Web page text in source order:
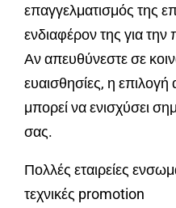
επαγγελματισμός της
ενδιαφέρον της για την
Αν απευθύνεστε σε
ευαισθησίες, η
μπορεί να ενισχύσει
σας.
Πολλές εταιρείες
τεχνικές promotion